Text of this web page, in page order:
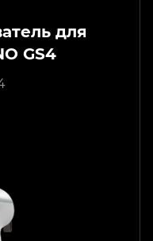
для
GS4